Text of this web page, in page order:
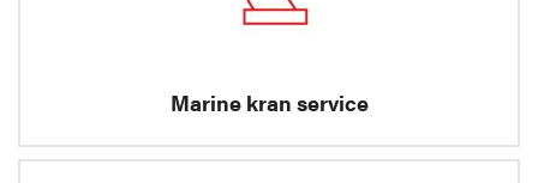
Marine kran service